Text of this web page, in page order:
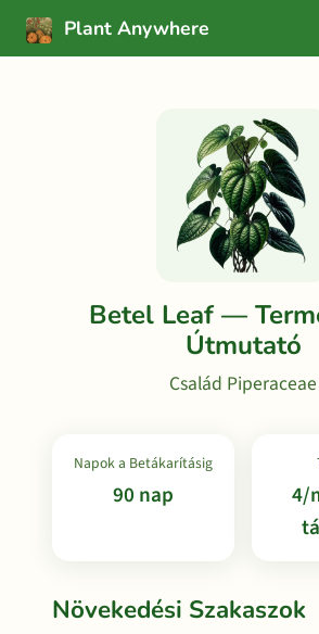
Plant Anywhere
Betel Leaf —
Útmutató
Család Piperaceae
Napok a Betákarításig
90 nap
4/
Növekedési Szakaszok